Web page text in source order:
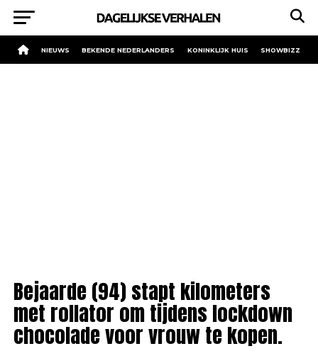
NIEUWS BEKENDE NEDERLANDERS KONINKLIJK HUIS SHOWBIZZ
Bejaarde (94) stapt kilometers
met rollator om tijdens lockdown
chocolade voor vrouw te kopen.